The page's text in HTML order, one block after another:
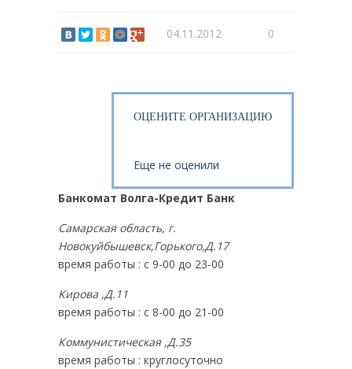
04.11.2012 0
ОЦЕНИТЕ ОРГАНИЗАЦИЮ
Еще не оценили
Банкомат Волга-Кредит Банк
Самарская область, г.
Новокуйбышевск,Горького,Д.17
время работы : с 9-00 до 23-00
Кирова ,Д.11
время работы : с 8-00 до 21-00
Коммунистическая ,Д.35
время работы : круглосуточно